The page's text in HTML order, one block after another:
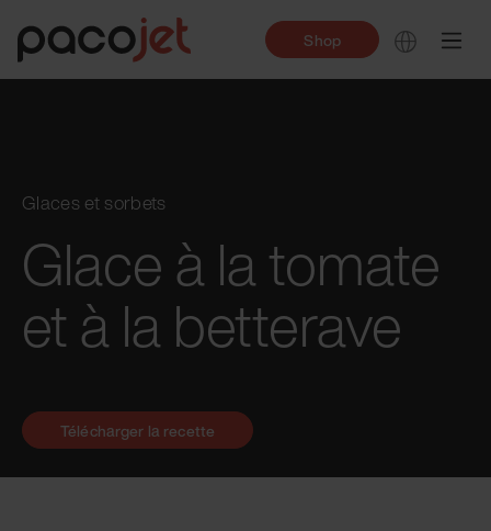
Shop
Glaces et sorbets
Glace à la tomate
et à la betterave
Télécharger la recette